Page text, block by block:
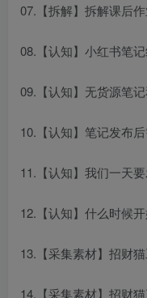
07.【拆解】拆解课后
08.【认知】小红书笔
09.【认知】无货源笔
10.【认知】笔记发布
11.【认知】我们一天
12.【认知】什么时候
13.【采集素材】招财
14.【采集素材】招财